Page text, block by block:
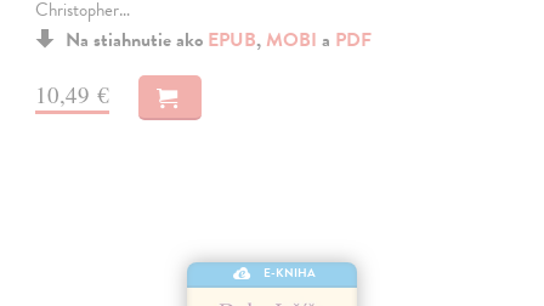
Christopher…
Na stiahnutie ako EPUB, MOBI a PDF
10,49 €
E-KNIHA